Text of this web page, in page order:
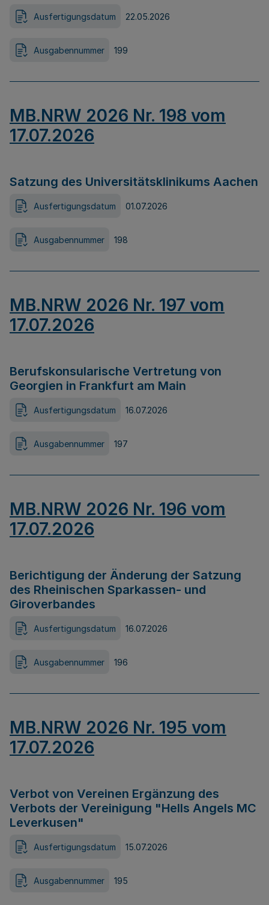
Ausfertigungsdatum 22.05.2026
Ausgabennummer 199
MB.NRW 2026 Nr. 198 vom
17.07.2026
Satzung des Universitätsklinikums Aachen
Ausfertigungsdatum 01.07.2026
Ausgabennummer 198
MB.NRW 2026 Nr. 197 vom
17.07.2026
Berufskonsularische Vertretung von
Georgien in Frankfurt am Main
Ausfertigungsdatum 16.07.2026
Ausgabennummer 197
MB.NRW 2026 Nr. 196 vom
17.07.2026
Berichtigung der Änderung der Satzung
des Rheinischen Sparkassen- und
Giroverbandes
Ausfertigungsdatum 16.07.2026
Ausgabennummer 196
MB.NRW 2026 Nr. 195 vom
17.07.2026
Verbot von Vereinen Ergänzung des
Verbots der Vereinigung "Hells Angels MC
Leverkusen"
Ausfertigungsdatum 15.07.2026
Ausgabennummer 195